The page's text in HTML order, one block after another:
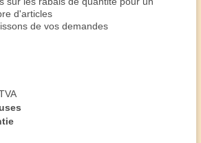
d'articles
de vos demandes